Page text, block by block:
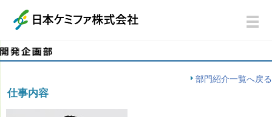
部門紹介一覧へ戻る
仕事内容